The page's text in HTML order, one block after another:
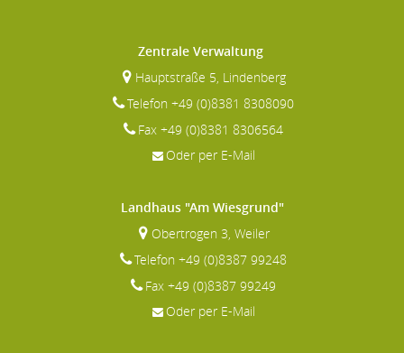
Zentrale Verwaltung
Hauptstraße 5, Lindenberg
Telefon +49 (0)8381 8308090
Fax +49 (0)8381 8306564
Oder per E-Mail
Landhaus "Am Wiesgrund"
Obertrogen 3, Weiler
Telefon +49 (0)8387 99248
Fax +49 (0)8387 99249
Oder per E-Mail